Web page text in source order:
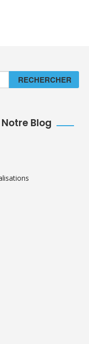
RECHERCHER
Blog